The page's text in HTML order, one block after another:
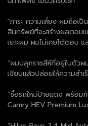
.
"ภาระ ความเสี่ยง ผมถือเ
สินทรัพย์ที่จะสร้างผลตอบแ
เยาะผม ผมไม่เคยโต้ตอบ แ
.
“ผมปลุกราชสีห์ที่อยู่ในตัวผ
เงียบแล้วปล่อยให้ความสำ
.
“ซื้อรถใหม่ป้ายแดง พร้อม
Camry HEV Premium
.